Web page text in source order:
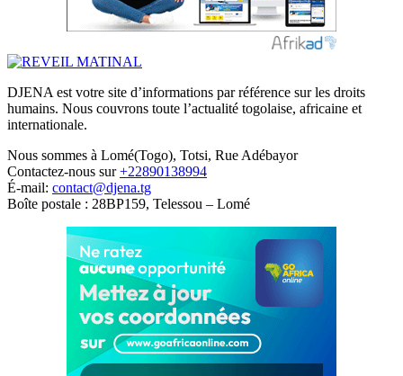
DJENA est votre site d’informations par référence sur les droits
humains. Nous couvrons toute l’actualité togolaise, africaine et
internationale.
Nous sommes à Lomé(Togo), Totsi, Rue Adébayor
Contactez-nous sur+22890138994
É-mail: contact@djena.tg
Boîte postale : 28BP159, Telessou – Lomé